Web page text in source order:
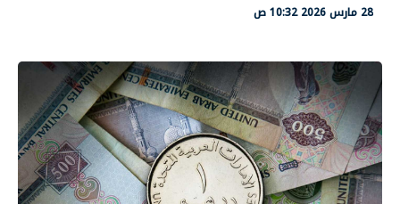
28 مارس 2026 10:32 ص